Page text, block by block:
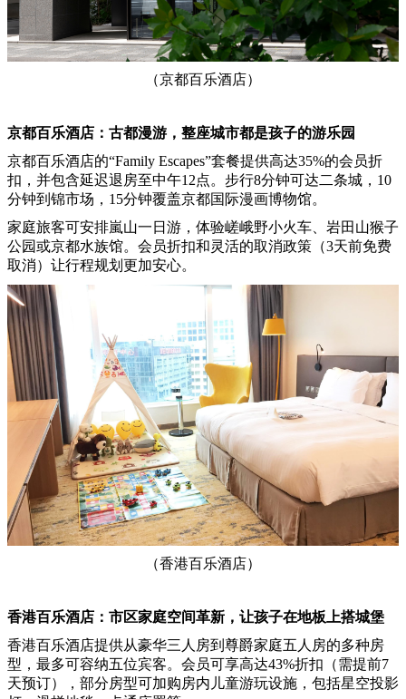
（京都百乐酒店）
京都百乐酒店：古都漫游，整座城市都是孩子的游乐园
京都百乐酒店的“Family Escapes”套餐提供高达35%的会员折
扣，并包含延迟退房至中午12点。步行8分钟可达二条城，10
分钟到锦市场，15分钟覆盖京都国际漫画博物馆。
家庭旅客可安排嵐山一日游，体验嵯峨野小火车、岩田山猴子
公园或京都水族馆。会员折扣和灵活的取消政策（3天前免费
取消）让行程规划更加安心。
（香港百乐酒店）
香港百乐酒店：市区家庭空间革新，让孩子在地板上搭城堡
香港百乐酒店提供从豪华三人房到尊爵家庭五人房的多种房
型，最多可容纳五位宾客。会员可享高达43%折扣（需提前7
天预订），部分房型可加购房内儿童游玩设施，包括星空投影